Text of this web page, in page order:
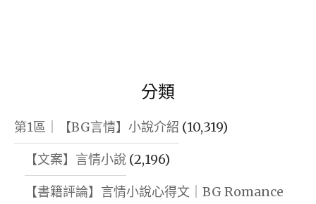
美
分類
第1區｜【BG言情】小說介紹 (10,319)
【文案】言情小說 (2,196)
【書籍評論】言情小說心得文｜BG Romance